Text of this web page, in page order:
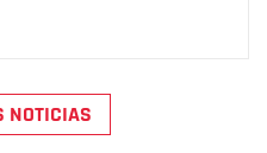
NOTICIAS